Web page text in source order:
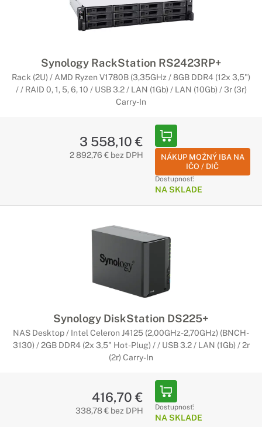
Synology RackStation RS2423RP+
Rack (2U) / AMD Ryzen V1780B (3,35GHz / 8GB DDR4 (12x 3,5")
/ / RAID 0, 1, 5, 6, 10 / USB 3.2 / LAN (1Gb) / LAN (10Gb) / 3r (3r)
Carry-In
3 558,10 €
2 892,76 € bez DPH
NÁKUP MOŽNÝ IBA NA
IČO / DIČ
Dostupnosť:
NA SKLADE
Synology DiskStation DS225+
NAS Desktop / Intel Celeron J4125 (2,00GHz-2,70GHz) (BNCH-
3130) / 2GB DDR4 (2x 3,5" Hot-Plug) / / USB 3.2 / LAN (1Gb) / 2r
(2r) Carry-In
416,70 €
338,78 € bez DPH Dostupnosť:
NA SKLADE